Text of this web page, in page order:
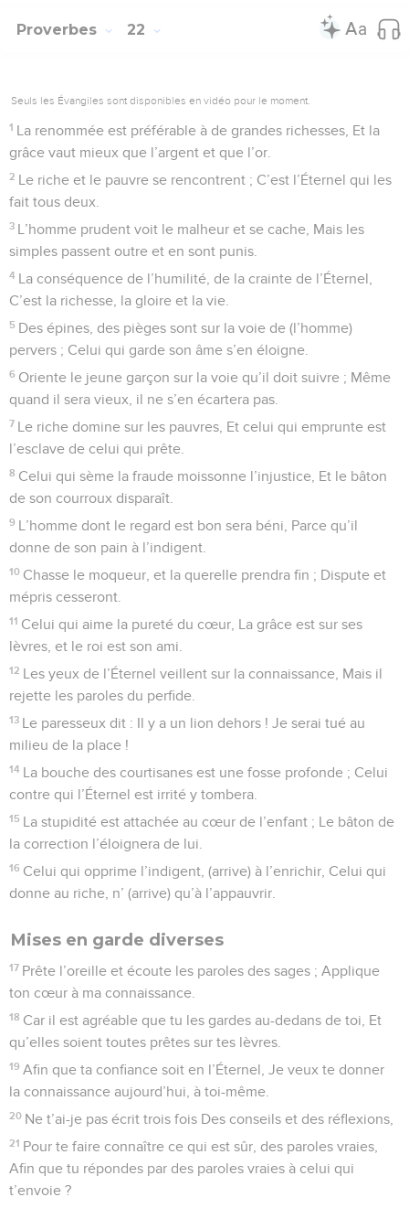
Proverbes 22
Seuls les Évangiles sont disponibles en vidéo pour le moment.
1 La renommée est préférable à de grandes richesses, Et la
grâce vaut mieux que l’argent et que l’or.
2 Le riche et le pauvre se rencontrent ; C’est l’Éternel qui les
fait tous deux.
3 L’homme prudent voit le malheur et se cache, Mais les
simples passent outre et en sont punis.
4 La conséquence de l’humilité, de la crainte de l’Éternel,
C’est la richesse, la gloire et la vie.
5 Des épines, des pièges sont sur la voie de (l’homme)
pervers ; Celui qui garde son âme s’en éloigne.
6 Oriente le jeune garçon sur la voie qu’il doit suivre ; Même
quand il sera vieux, il ne s’en écartera pas.
7 Le riche domine sur les pauvres, Et celui qui emprunte est
l’esclave de celui qui prête.
8 Celui qui sème la fraude moissonne l’injustice, Et le bâton
de son courroux disparaît.
9 L’homme dont le regard est bon sera béni, Parce qu’il
donne de son pain à l’indigent.
10 Chasse le moqueur, et la querelle prendra fin ; Dispute et
mépris cesseront.
11 Celui qui aime la pureté du cœur, La grâce est sur ses
lèvres, et le roi est son ami.
12 Les yeux de l’Éternel veillent sur la connaissance, Mais il
rejette les paroles du perfide.
13 Le paresseux dit : Il y a un lion dehors ! Je serai tué au
milieu de la place !
14 La bouche des courtisanes est une fosse profonde ; Celui
contre qui l’Éternel est irrité y tombera.
15 La stupidité est attachée au cœur de l’enfant ; Le bâton de
la correction l’éloignera de lui.
16 Celui qui opprime l’indigent, (arrive) à l’enrichir, Celui qui
donne au riche, n’ (arrive) qu’à l’appauvrir.
Mises en garde diverses
17 Prête l’oreille et écoute les paroles des sages ; Applique
ton cœur à ma connaissance.
18 Car il est agréable que tu les gardes au-dedans de toi, Et
qu’elles soient toutes prêtes sur tes lèvres.
19 Afin que ta confiance soit en l’Éternel, Je veux te donner
la connaissance aujourd’hui, à toi-même.
20 Ne t’ai-je pas écrit trois fois Des conseils et des réflexions,
21 Pour te faire connaître ce qui est sûr, des paroles vraies,
Afin que tu répondes par des paroles vraies à celui qui
t’envoie ?